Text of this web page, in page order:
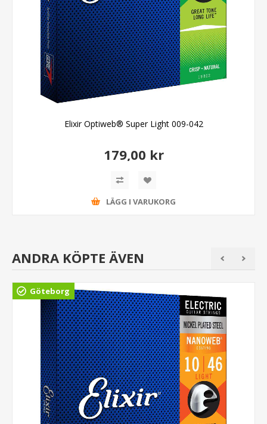
Elixir Optiweb® Super Light 009-042
179,00 kr
LÄGG I VARUKORG
ANDRA KÖPTE ÄVEN
Göteborg